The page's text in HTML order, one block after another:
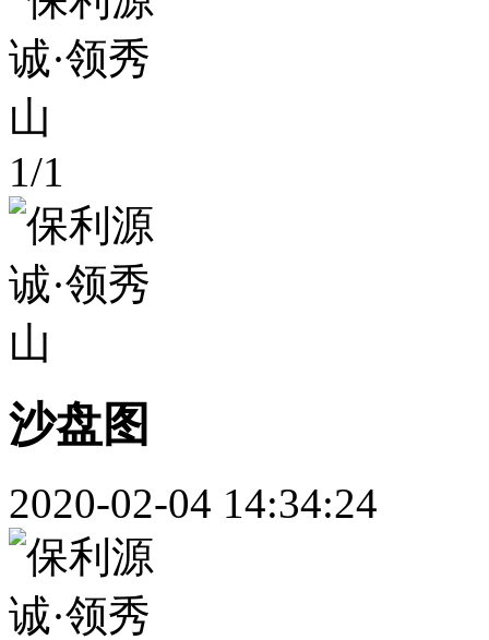
1/1
沙盘图
2020-02-04 14:34:24